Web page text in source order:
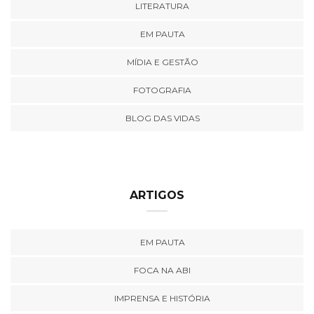
LITERATURA
EM PAUTA
MÍDIA E GESTÃO
FOTOGRAFIA
BLOG DAS VIDAS
ARTIGOS
EM PAUTA
FOCA NA ABI
IMPRENSA E HISTÓRIA